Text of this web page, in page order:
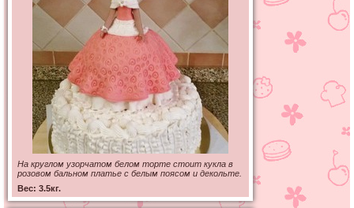
На круглом узорчатом белом торте стоит кукла в
розовом бальном платье с белым поясом и декольте.
Вес: 3.5кг.